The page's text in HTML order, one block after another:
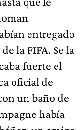
entregado
la FIFA. Se la
fuerte el
oficial de
un baño de
había